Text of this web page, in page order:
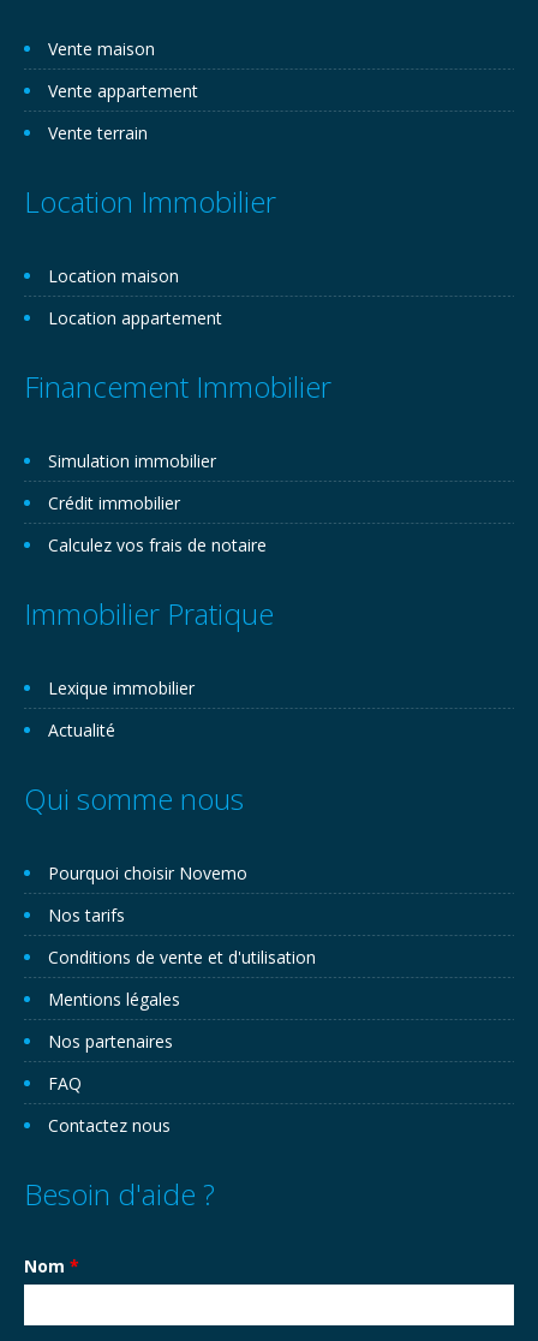
Vente maison
Vente appartement
Vente terrain
Location Immobilier
Location maison
Location appartement
Financement Immobilier
Simulation immobilier
Crédit immobilier
Calculez vos frais de notaire
Immobilier Pratique
Lexique immobilier
Actualité
Qui somme nous
Pourquoi choisir Novemo
Nos tarifs
Conditions de vente et d'utilisation
Mentions légales
Nos partenaires
FAQ
Contactez nous
Besoin d'aide ?
Nom *